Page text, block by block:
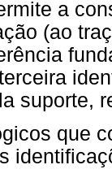
a
(ao
suporte,
que